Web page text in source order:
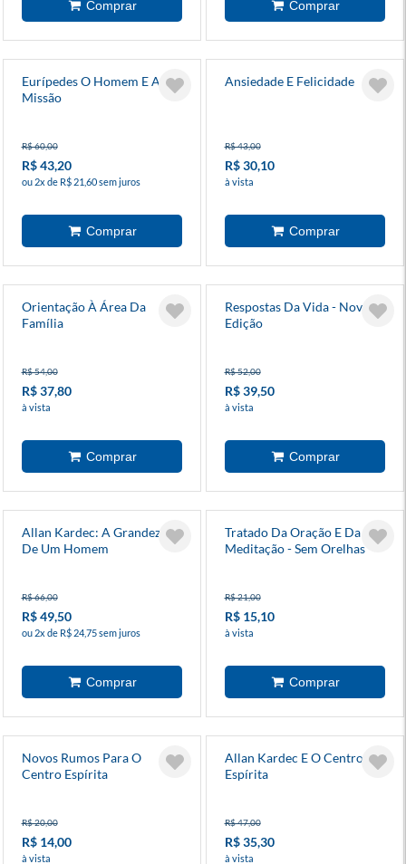
Eurípedes O Homem E A
Missão
R$ 60,00
R$ 43,20
ou 2x de R$ 21,60 sem juros
Ansiedade E Felicidade
R$ 43,00
R$ 30,10
à vista
Orientação À Área Da
Família
R$ 54,00
R$ 37,80
à vista
Respostas Da Vida - Nova
Edição
R$ 52,00
R$ 39,50
à vista
Allan Kardec: A Grandeza
De Um Homem
R$ 66,00
R$ 49,50
ou 2x de R$ 24,75 sem juros
Tratado Da Oração E Da
Meditação - Sem Orelhas
R$ 21,00
R$ 15,10
à vista
Novos Rumos Para O
Centro Espírita
R$ 20,00
R$ 14,00
à vista
Allan Kardec E O Centro
Espírita
R$ 47,00
R$ 35,30
à vista